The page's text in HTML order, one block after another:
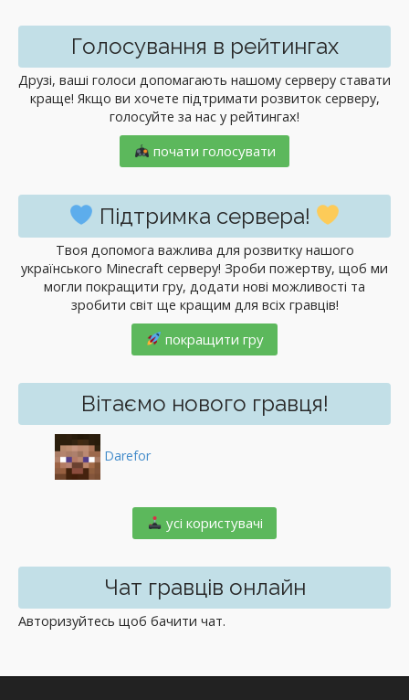
Голосування в рейтингах
Друзі, ваші голоси допомагають нашому серверу ставати
краще! Якщо ви хочете підтримати розвиток серверу,
голосуйте за нас у рейтингах!
почати голосувати
Підтримка сервера!
Твоя допомога важлива для розвитку нашого
українського Minecraft серверу! Зроби пожертву, щоб ми
могли покращити гру, додати нові можливості та
зробити світ ще кращим для всіх гравців!
покращити гру
Вітаємо нового гравця!
Darefor
️ усі користувачі
Чат гравців онлайн
Авторизуйтесь щоб бачити чат.